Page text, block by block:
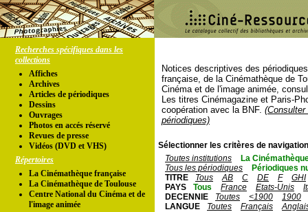
Recherches spécifiques dans les
collections
Affiches
Archives
Articles de périodiques
Dessins
Ouvrages
Photos en accés réservé
Revues de presse
Vidéos (DVD et VHS)
Répertoires
La Cinémathèque française
La Cinémathèque de Toulouse
Centre National du Cinéma et de
l'image animée
Notices descriptives des
française, de la Cinémathèque de
Cinéma et de l'image animée,
Les titres Cinémagazine et Paris-
coopération avec la BNF.
périodiques)
Sélectionner les critères de
Toutes institutions
La
Tous les périodiques
Périodiques
TITRE
Tous AB C DE F
GHI
PAYS
Tous France Etats-Unis
DECENNIE
Toutes <1900
1900
LANGUE
Toutes Français